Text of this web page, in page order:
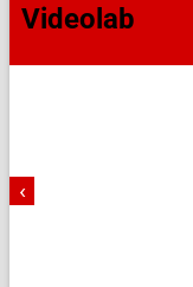
Videolab
‹